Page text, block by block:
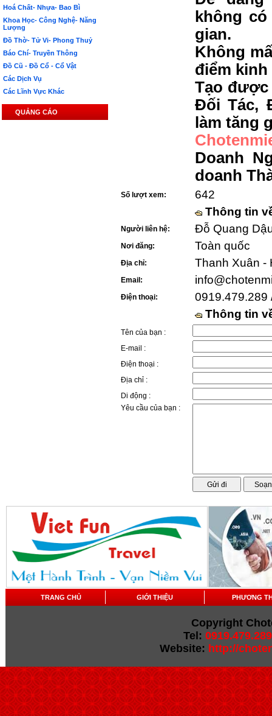
Hoá Chất- Nhựa- Bao Bì
Khoa Học- Công Nghệ- Năng
Lượng
Đồ Thờ- Tử Vi- Phong Thuỷ
Báo Chí- Truyền Thông
Đồ Cũ - Đồ Cổ - Cổ Vật
Các Dịch Vụ
Các Lĩnh Vực Khác
QUẢNG CÁO
không
gian.
Không
điểm kinh
Tạo được
Đối Tác,
làm tăng
Doanh
doanh
Số lượt xem:
642
Thông tin
Người liên hệ: Đỗ Quang
Nơi đăng: Toàn quốc
Địa chỉ: Thanh Xuân -
Email:
Điện thoại:
0919.479.289
Thông tin
Tên của bạn :
E-mail :
Điện thoại :
Địa chỉ :
Di động :
Yêu cầu của bạn :
TRANG CHỦ GIỚI THIỆU PHƯƠNG
Copyright
Tel: 0919.479.289
Website: http://